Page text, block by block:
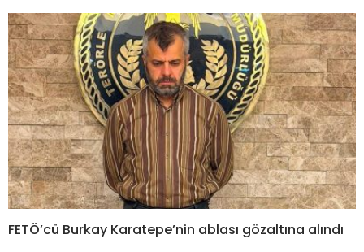
FETÖ’cü Burkay Karatepe’nin ablası gözaltına alındı